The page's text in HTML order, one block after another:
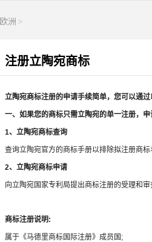
欧洲 >
注册立陶宛商标
立陶宛商标注册的申请手续简单，您可以通过
一、如果您的商标只需立陶宛的单一注册，申
1、立陶宛商标查询
查询立陶宛官方的商标手册以排除拟注册商
2、立陶宛商标申请
向立陶宛国家专利局提出商标注册的受理和审
商标注册说明:
属于《马德里商标国际注册》成员国;